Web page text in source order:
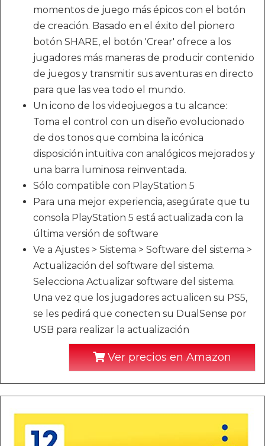
momentos de juego más épicos con el botón
de creación. Basado en el éxito del pionero
botón SHARE, el botón 'Crear' ofrece a los
jugadores más maneras de producir contenido
de juegos y transmitir sus aventuras en directo
para que las vea todo el mundo.
Un icono de los videojuegos a tu alcance:
Toma el control con un diseño evolucionado
de dos tonos que combina la icónica
disposición intuitiva con analógicos mejorados y
una barra luminosa reinventada.
Sólo compatible con PlayStation 5
Para una mejor experiencia, asegúrate que tu
consola PlayStation 5 está actualizada con la
última versión de software
Ve a Ajustes > Sistema > Software del sistema >
Actualización del software del sistema.
Selecciona Actualizar software del sistema.
Una vez que los jugadores actualicen su PS5,
se les pedirá que conecten su DualSense por
USB para realizar la actualización
Ver precios en Amazon